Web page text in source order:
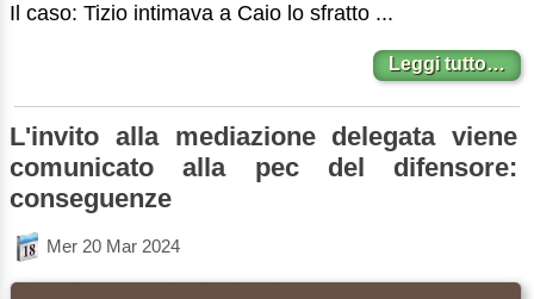
Il caso: Tizio intimava a Caio lo sfratto ...
Leggi tutto…
L'invito alla mediazione delegata viene
comunicato alla pec del difensore:
conseguenze
Mer 20 Mar 2024